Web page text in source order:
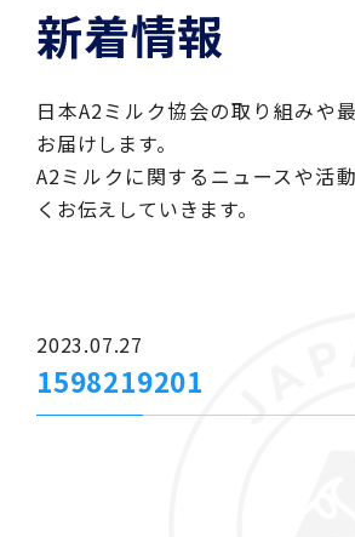
新着情報
日本A2ミルク協会の取り組みや
お届けします。
A2ミルクに関するニュースや活
くお伝えしていきます。
2023.07.27
1598219201